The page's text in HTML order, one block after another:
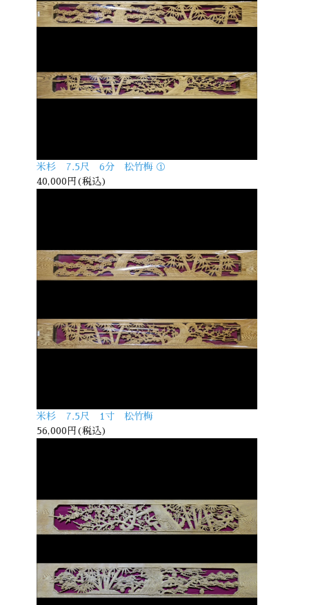
米杉 7.5尺 6分 松竹梅 ①
40,000円(税込)
米杉 7.5尺 1寸 松竹梅
56,000円(税込)